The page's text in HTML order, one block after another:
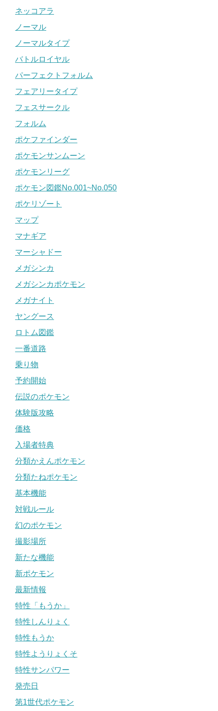
ネッコアラ
ノーマル
ノーマルタイプ
バトルロイヤル
パーフェクトフォルム
フェアリータイプ
フェスサークル
フォルム
ポケファインダー
ポケモンサンムーン
ポケモンリーグ
ポケモン図鑑No.001~No.050
ポケリゾート
マップ
マナギア
マーシャドー
メガシンカ
メガシンカポケモン
メガナイト
ヤングース
ロトム図鑑
一番道路
乗り物
予約開始
伝説のポケモン
体験版攻略
価格
入場者特典
分類かえんポケモン
分類たねポケモン
基本機能
対戦ルール
幻のポケモン
撮影場所
新たな機能
新ポケモン
最新情報
特性「もうか」
特性しんりょく
特性もうか
特性ようりょくそ
特性サンパワー
発売日
第1世代ポケモン